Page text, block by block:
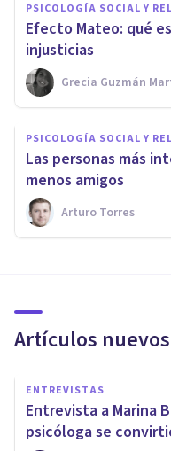
PSICOLOGÍA SOCIAL Y
Efecto Mateo: qué
injusticias
Grecia Guzmán
PSICOLOGÍA SOCIAL Y
​Las personas más
menos amigos
Arturo Torres
Artículos nuevos
ENTREVISTAS
Entrevista a Marina
psicóloga se